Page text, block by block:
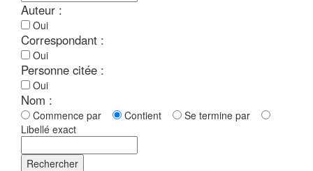
Auteur :
Oui
Correspondant :
Oui
Personne citée :
Oui
Nom :
Commence par Contient
Se termine par
Libellé exact
Rechercher